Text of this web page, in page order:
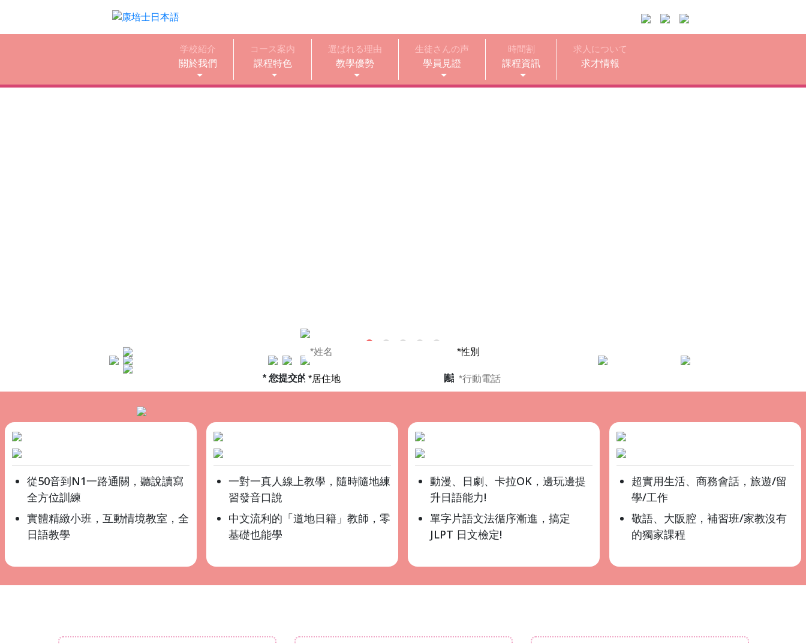
学校紹介
關於我們
コース案内
課程特色
選ばれる理由
教學優勢
生徒さんの声
學員見證
時間割
課程資訊
求人について
求才情報
* 您提交的資料僅用於參加活動和免費課試聽課程不另做其他用途 *
從50音到N1一路通關，聽說讀寫
全方位訓練
實體精緻小班，互動情境教室，全
日語教學
一對一真人線上教學，隨時隨地練
習發音口說
中文流利的「道地日籍」教師，零
基礎也能學
動漫、日劇、卡拉OK，邊玩邊提
升日語能力!
單字片語文法循序漸進，搞定
JLPT 日文檢定!
超實用生活、商務會話，旅遊/留
學/工作
敬語、大阪腔，補習班/家教沒有
的獨家課程